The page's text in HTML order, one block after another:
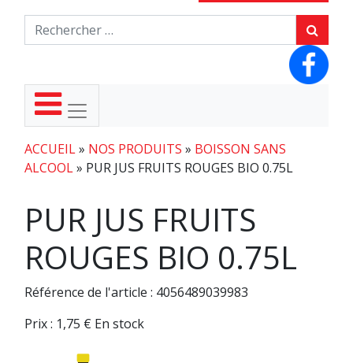
ACCUEIL» NOS PRODUITS » BOISSON SANS
ALCOOL» PUR JUS FRUITS ROUGES BIO 0.75L
PUR JUS FRUITS
ROUGES BIO 0.75L
Référence de l'article : 4056489039983
Prix : 1,75 € En stock